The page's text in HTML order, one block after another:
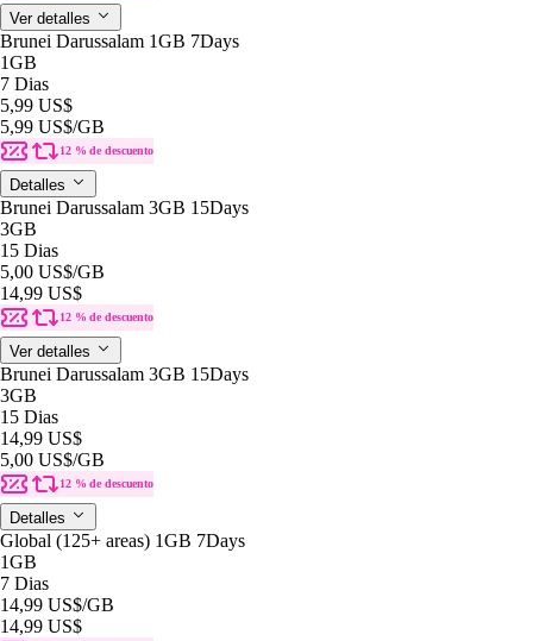
Ver detalles
Brunei Darussalam 1GB 7Days
1GB
7 Dias
5,99 US$
5,99 US$/GB
12 % de descuento
Detalles
Brunei Darussalam 3GB 15Days
3GB
15 Dias
5,00 US$/GB
14,99 US$
12 % de descuento
Ver detalles
Brunei Darussalam 3GB 15Days
3GB
15 Dias
14,99 US$
5,00 US$/GB
12 % de descuento
Detalles
Global (125+ areas) 1GB 7Days
1GB
7 Dias
14,99 US$/GB
14,99 US$